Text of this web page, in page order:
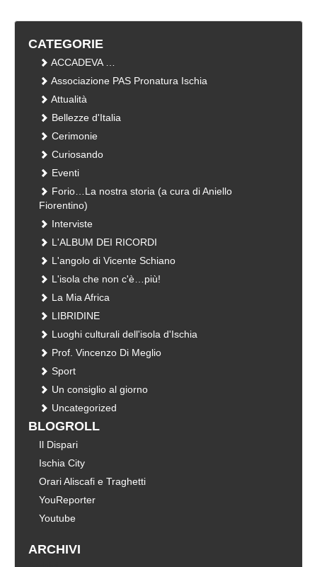
CATEGORIE
ACCADEVA …
Associazione PAS Pronatura Ischia
Attualità
Bellezze d'Italia
Cerimonie
Curiosando
Eventi
Forio…La nostra storia (a cura di Aniello
Fiorentino)
Interviste
L'ALBUM DEI RICORDI
L'angolo di Vicente Schiano
L'isola che non c'è…più!
La Mia Africa
LIBRIDINE
Luoghi culturali dell'isola d'Ischia
Prof. Vincenzo Di Meglio
Sport
Un consiglio al giorno
Uncategorized
BLOGROLL
Il Dispari
Ischia City
Orari Aliscafi e Traghetti
YouReporter
Youtube
ARCHIVI